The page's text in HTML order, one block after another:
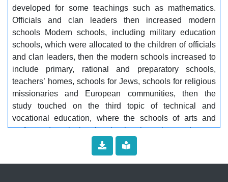
developed for some teachings such as mathematics.
Officials and clan leaders then increased modern
schools Modern schools, including military education
schools, which were allocated to the children of officials
and clan leaders, then the modern schools increased to
include primary, rational and preparatory schools,
teachers’ homes, schools for Jews, schools for religious
missionaries and European communities, then the
study touched on the third topic of technical and
vocational education, where the schools of arts and
crafts and agricultural schools, then the study was
concluded The results reached by the researcher and
some recommendations that the researcher saw as
important to complete the subject of education in Libya